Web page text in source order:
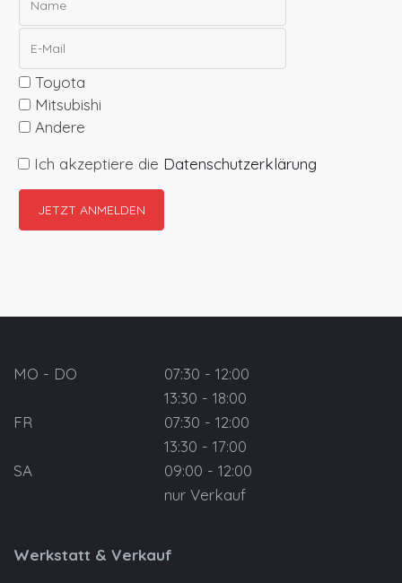
Toyota
Mitsubishi
Andere
Ich akzeptiere die Datenschutzerklärung
MO - DO
07:30 - 12:00
13:30 - 18:00
FR
07:30 - 12:00
13:30 - 17:00
SA
09:00 - 12:00
nur Verkauf
Werkstatt & Verkauf